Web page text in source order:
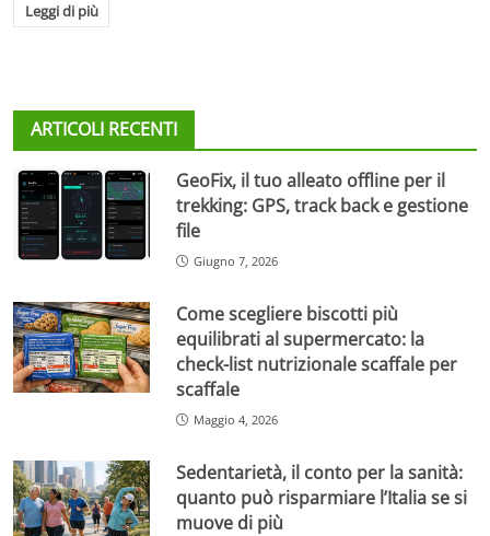
Leggi di più
ARTICOLI RECENTI
GeoFix, il tuo alleato offline per il
trekking: GPS, track back e gestione
file
Giugno 7, 2026
Come scegliere biscotti più
equilibrati al supermercato: la
check-list nutrizionale scaffale per
scaffale
Maggio 4, 2026
Sedentarietà, il conto per la sanità:
quanto può risparmiare l’Italia se si
muove di più